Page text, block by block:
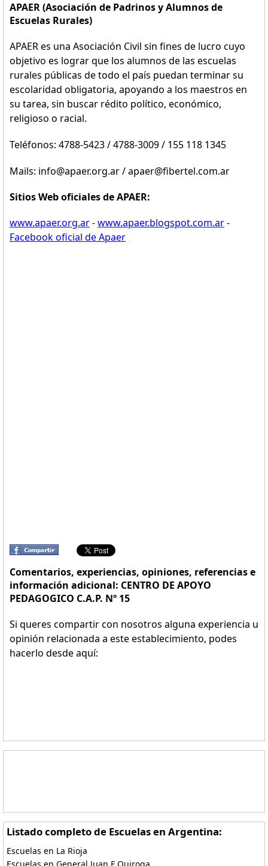
APAER (Asociación de Padrinos y Alumnos de
Escuelas Rurales)
APAER es una Asociación Civil sin fines de lucro cuyo
objetivo es lograr que los alumnos de las escuelas
rurales públicas de todo el país puedan terminar su
escolaridad obligatoria, apoyando a los maestros en
su tarea, sin buscar rédito político, económico,
religioso o racial.
Teléfonos: 4788-5423 / 4788-3009 / 155 118 1345
Mails: info@apaer.org.ar / apaer@fibertel.com.ar
Sitios Web oficiales de APAER:
www.apaer.org.ar-www.apaer.blogspot.com.ar-
Facebook oficial de Apaer
Comentarios, experiencias, opiniones, referencias e
información adicional: CENTRO DE APOYO
PEDAGOGICO C.A.P. Nº 15
Si queres compartir con nosotros alguna experiencia u
opinión relacionada a este establecimiento, podes
hacerlo desde aquí:
Listado completo de Escuelas en Argentina:
Escuelas en La Rioja